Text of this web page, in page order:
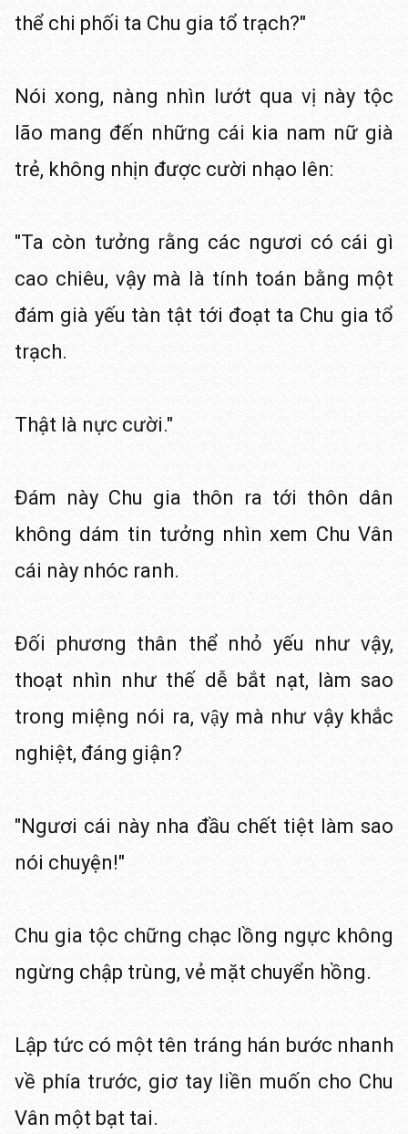
thể chi phối ta Chu gia tổ trạch?"
Nói xong, nàng nhìn lướt qua vị này tộc
lão mang đến những cái kia nam nữ già
trẻ, không nhịn được cười nhạo lên:
"Ta còn tưởng rằng các ngươi có cái gì
cao chiêu, vậy mà là tính toán bằng một
đám già yếu tàn tật tới đoạt ta Chu gia tổ
trạch.
Thật là nực cười."
Đám này Chu gia thôn ra tới thôn dân
không dám tin tưởng nhìn xem Chu Vân
cái này nhóc ranh.
Đối phương thân thể nhỏ yếu như vậy,
thoạt nhìn như thế dễ bắt nạt, làm sao
trong miệng nói ra, vậy mà như vậy khắc
nghiệt, đáng giận?
"Ngươi cái này nha đầu chết tiệt làm sao
nói chuyện!"
Chu gia tộc chững chạc lồng ngực không
ngừng chập trùng, vẻ mặt chuyển hồng.
Lập tức có một tên tráng hán bước nhanh
về phía trước, giơ tay liền muốn cho Chu
Vân một bạt tai.